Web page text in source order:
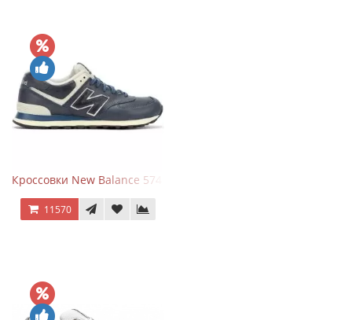
Кроссовки New Balance 574 Classic Blue White Leather
11570